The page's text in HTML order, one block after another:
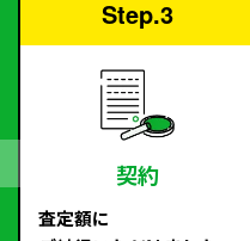
Step.3
契約
査定額に